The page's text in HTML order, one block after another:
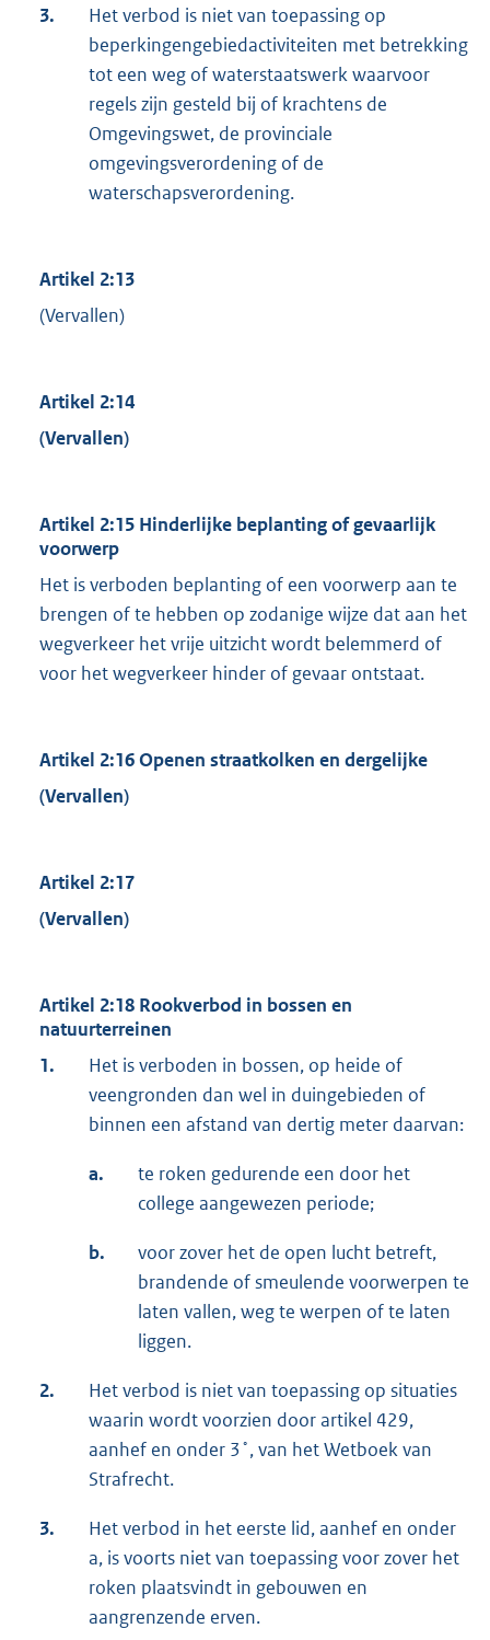
3.
Het verbod is niet van toepassing op
beperkingengebiedactiviteiten met betrekking
tot een weg of waterstaatswerk waarvoor
regels zijn gesteld bij of krachtens de
Omgevingswet, de provinciale
omgevingsverordening of de
waterschapsverordening.
Artikel 2:13
(Vervallen)
Artikel 2:14
(Vervallen)
Artikel 2:15 Hinderlijke beplanting of gevaarlijk
voorwerp
Het is verboden beplanting of een voorwerp aan te
brengen of te hebben op zodanige wijze dat aan het
wegverkeer het vrije uitzicht wordt belemmerd of
voor het wegverkeer hinder of gevaar ontstaat.
Artikel 2:16 Openen straatkolken en dergelijke
(Vervallen)
Artikel 2:17
(Vervallen)
Artikel 2:18 Rookverbod in bossen en
natuurterreinen
1.
Het is verboden in bossen, op heide of
veengronden dan wel in duingebieden of
binnen een afstand van dertig meter daarvan:
a.
te roken gedurende een door het
college aangewezen periode;
b.
voor zover het de open lucht betreft,
brandende of smeulende voorwerpen te
laten vallen, weg te werpen of te laten
liggen.
2.
Het verbod is niet van toepassing op situaties
waarin wordt voorzien door artikel 429,
aanhef en onder 3˚, van het Wetboek van
Strafrecht.
3.
Het verbod in het eerste lid, aanhef en onder
a, is voorts niet van toepassing voor zover het
roken plaatsvindt in gebouwen en
aangrenzende erven.